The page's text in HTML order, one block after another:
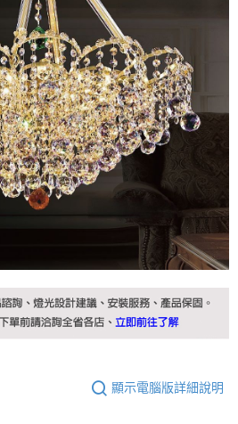
顯示電腦版詳細說明